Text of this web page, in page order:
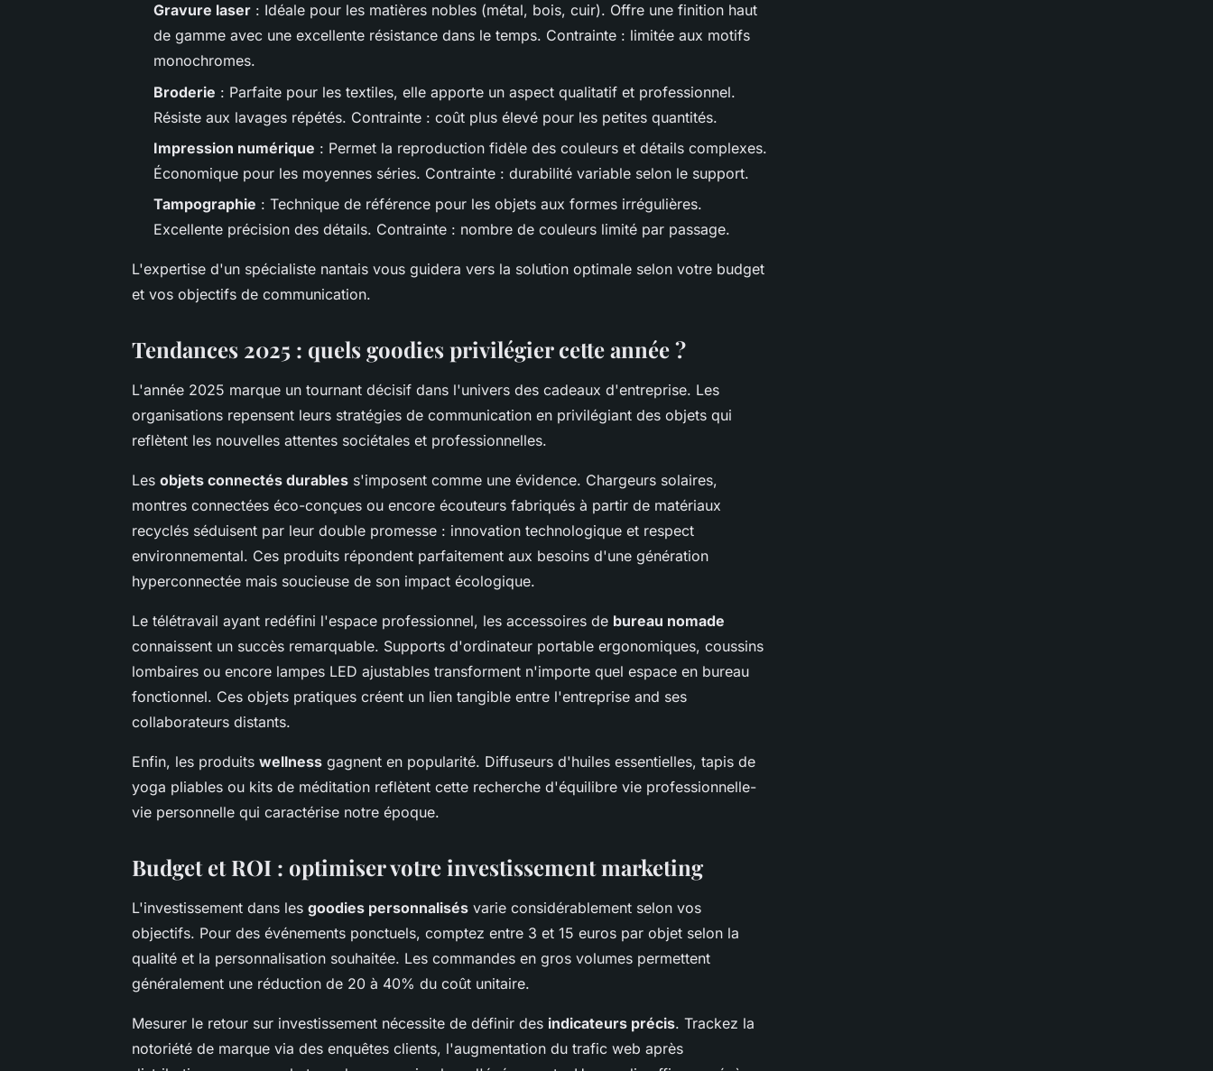
Gravure laser : Idéale pour les matières nobles (métal, bois, cuir). Offre une finition haut
de gamme avec une excellente résistance dans le temps. Contrainte : limitée aux motifs
monochromes.
Broderie : Parfaite pour les textiles, elle apporte un aspect qualitatif et professionnel.
Résiste aux lavages répétés. Contrainte : coût plus élevé pour les petites quantités.
Impression numérique : Permet la reproduction fidèle des couleurs et détails complexes.
Économique pour les moyennes séries. Contrainte : durabilité variable selon le support.
Tampographie : Technique de référence pour les objets aux formes irrégulières.
Excellente précision des détails. Contrainte : nombre de couleurs limité par passage.
L'expertise d'un spécialiste nantais vous guidera vers la solution optimale selon votre budget
et vos objectifs de communication.
Tendances 2025 : quels goodies privilégier cette année ?
L'année 2025 marque un tournant décisif dans l'univers des cadeaux d'entreprise. Les
organisations repensent leurs stratégies de communication en privilégiant des objets qui
reflètent les nouvelles attentes sociétales et professionnelles.
Les objets connectés durables s'imposent comme une évidence. Chargeurs solaires,
montres connectées éco-conçues ou encore écouteurs fabriqués à partir de matériaux
recyclés séduisent par leur double promesse : innovation technologique et respect
environnemental. Ces produits répondent parfaitement aux besoins d'une génération
hyperconnectée mais soucieuse de son impact écologique.
Le télétravail ayant redéfini l'espace professionnel, les accessoires de bureau nomade
connaissent un succès remarquable. Supports d'ordinateur portable ergonomiques, coussins
lombaires ou encore lampes LED ajustables transforment n'importe quel espace en bureau
fonctionnel. Ces objets pratiques créent un lien tangible entre l'entreprise and ses
collaborateurs distants.
Enfin, les produits wellness gagnent en popularité. Diffuseurs d'huiles essentielles, tapis de
yoga pliables ou kits de méditation reflètent cette recherche d'équilibre vie professionnelle-
vie personnelle qui caractérise notre époque.
Budget et ROI : optimiser votre investissement marketing
L'investissement dans les goodies personnalisés varie considérablement selon vos
objectifs. Pour des événements ponctuels, comptez entre 3 et 15 euros par objet selon la
qualité et la personnalisation souhaitée. Les commandes en gros volumes permettent
généralement une réduction de 20 à 40% du coût unitaire.
Mesurer le retour sur investissement nécessite de définir des indicateurs précis. Trackez la
notoriété de marque via des enquêtes clients, l'augmentation du trafic web après